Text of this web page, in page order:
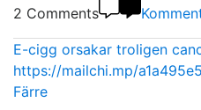
2 Comments
E-cigg orsakar troligen
https://mailchi.mp/
Färre